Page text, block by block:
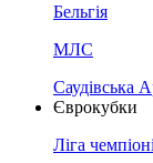
Бельгія
МЛС
Саудівська
Єврокубки
Ліга